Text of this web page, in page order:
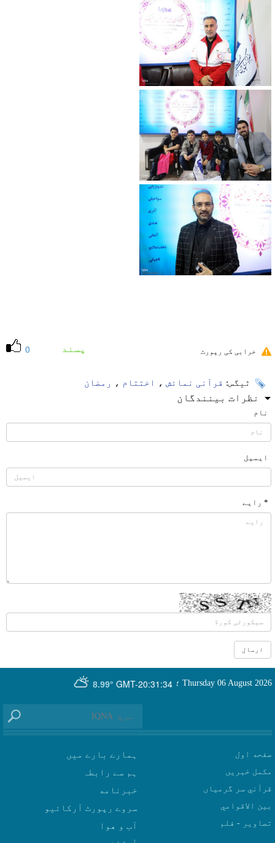
0 پسند خرابی کی رپورٹ
ٹیگس: قرآنی نمائش ، اختتام ، رمضان
نظرات بینندگان
نام
ایمیل
* رایے
GMT-20:31:34
8.99° Thursday 06 August 2026 ؛
صفحه اول
مکمل خبریں
قرآني سر گرمياں
بين الاقوامي
تصاوير - فلم
ہمارے بارے میں
ہم سے رابطہ
سروے رپورٹ آرکائیو
آب و هوا